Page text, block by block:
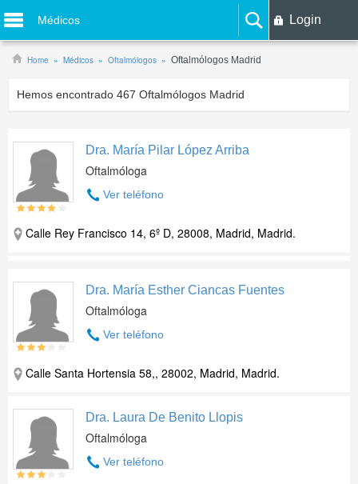
Médicos Login
Home Médicos Oftalmólogos Oftalmólogos Madrid
Hemos encontrado 467 Oftalmólogos Madrid
Dra. María Pilar López Arriba
Oftalmóloga
Ver teléfono
Calle Rey Francisco 14, 6º D, 28008, Madrid, Madrid.
Dra. María Esther Ciancas Fuentes
Oftalmóloga
Ver teléfono
Calle Santa Hortensia 58,, 28002, Madrid, Madrid.
Dra. Laura De Benito Llopis
Oftalmóloga
Ver teléfono